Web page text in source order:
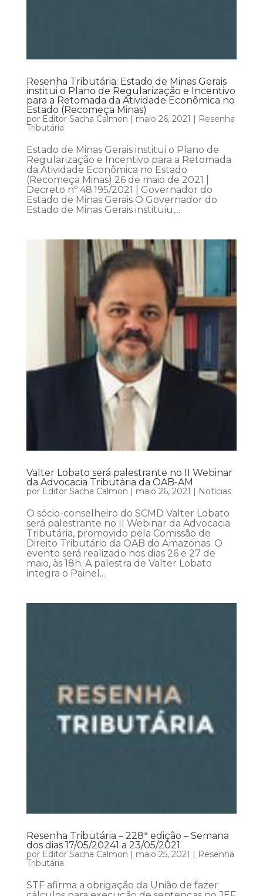
Resenha Tributária: Estado de Minas Gerais
institui o Plano de Regularização e Incentivo
para a Retomada da Atividade Econômica no
Estado (Recomeça Minas)
por Editor Sacha Calmon | maio 26, 2021 | Resenha
Tributária
Estado de Minas Gerais institui o Plano de
Regularização e Incentivo para a Retomada
da Atividade Econômica no Estado
(Recomeça Minas) 26 de maio de 2021 |
Decreto nº 48.195/2021 | Governador do
Estado de Minas Gerais O Governador do
Estado de Minas Gerais instituiu,...
Valter Lobato será palestrante no II Webinar
da Advocacia Tributária da OAB-AM
por Editor Sacha Calmon | maio 26, 2021 | Notícias
O sócio-conselheiro do SCMD Valter Lobato
será palestrante no II Webinar da Advocacia
Tributária, promovido pela Comissão de
Direito Tributário da OAB do Amazonas. O
evento será realizado nos dias 26 e 27 de
maio, às 18h. A palestra de Valter Lobato
integra o Painel...
Resenha Tributária – 228ª edição – Semana
dos dias 17/05/20241 a 23/05/2021
por Editor Sacha Calmon | maio 25, 2021 | Resenha
Tributária
STF afirma a obrigação da União de fazer